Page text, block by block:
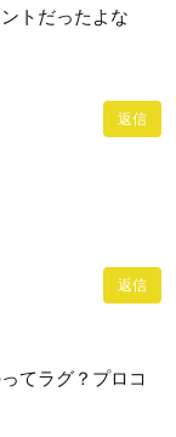
トだったよな
返信
返信
てラグ？プロコ